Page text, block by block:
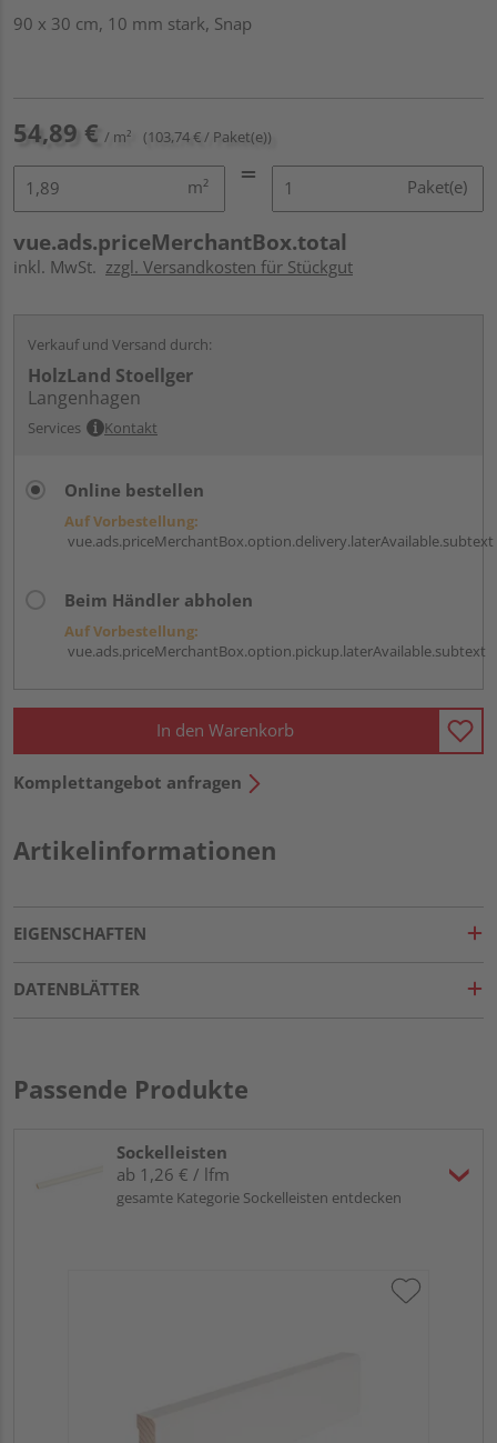
90 x 30 cm, 10 mm stark, Snap
54,89 € / m² (103,74 € / Paket(e))
m² Paket(e)
vue.ads.priceMerchantBox.total
inkl. MwSt. zzgl. Versandkosten für Stückgut
Verkauf und Versand durch:
HolzLand Stoellger
Langenhagen
Services Kontakt
Online bestellen
Auf Vorbestellung:
vue.ads.priceMerchantBox.option.delivery.laterAvailable.subtext
Beim Händler abholen
Auf Vorbestellung:
vue.ads.priceMerchantBox.option.pickup.laterAvailable.subtext
In den Warenkorb
Komplettangebot anfragen
Artikelinformationen
EIGENSCHAFTEN
DATENBLÄTTER
Passende Produkte
Sockelleisten
ab 1,26 € / lfm
gesamte Kategorie Sockelleisten entdecken